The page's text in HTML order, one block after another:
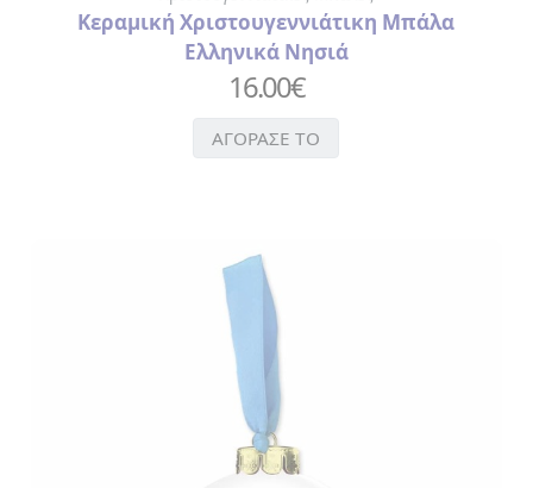
Κεραμική Χριστουγεννιάτικη Μπάλα
Ελληνικά Νησιά
16.00€
ΑΓΟΡΑΣΕ ΤΟ